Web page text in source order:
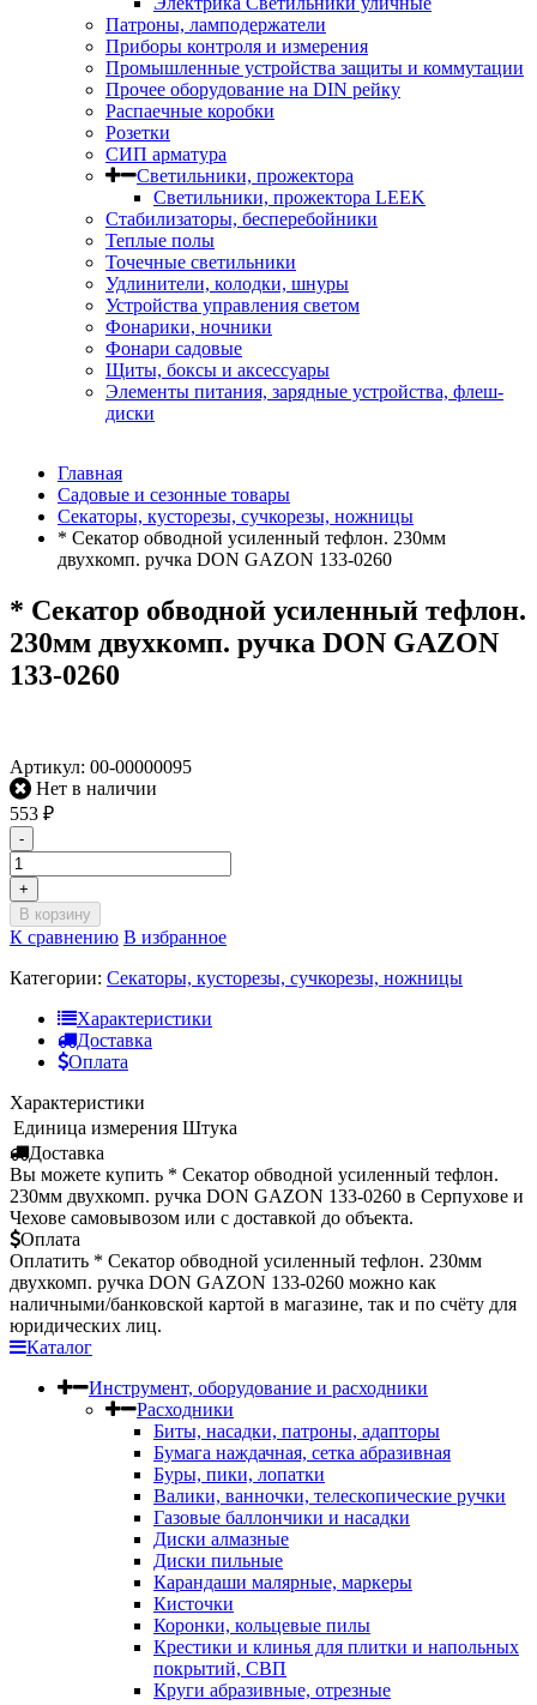
Патроны, ламподержатели
Приборы контроля и измерения
Промышленные устройства защиты и коммутации
Прочее оборудование на DIN рейку
Распаечные коробки
Розетки
СИП арматура
Светильники, прожектора
Светильники, прожектора LEEK
Стабилизаторы, бесперебойники
Теплые полы
Точечные светильники
Удлинители, колодки, шнуры
Устройства управления светом
Фонарики, ночники
Фонари садовые
Щиты, боксы и аксессуары
Элементы питания, зарядные устройства, флеш-
диски
Главная
Садовые и сезонные товары
Секаторы, кусторезы, сучкорезы, ножницы
* Секатор обводной усиленный тефлон. 230мм
двухкомп. ручка DON GAZON 133-0260
* Секатор обводной усиленный тефлон.
230мм двухкомп. ручка DON GAZON
133-0260
Артикул: 00-00000095
Нет в наличии
553 ₽
-
+
В корзину
К сравнению В избранное
Категории: Секаторы, кусторезы, сучкорезы, ножницы
Характеристики
Доставка
Оплата
Характеристики
Единица измерения Штука
Доставка
Вы можете купить * Секатор обводной усиленный тефлон.
230мм двухкомп. ручка DON GAZON 133-0260 в Серпухове и
Чехове самовывозом или с доставкой до объекта.
Оплата
Оплатить * Секатор обводной усиленный тефлон. 230мм
двухкомп. ручка DON GAZON 133-0260 можно как
наличными/банковской картой в магазине, так и по счёту для
юридических лиц.
Каталог
Инструмент, оборудование и расходники
Расходники
Биты, насадки, патроны, адапторы
Бумага наждачная, сетка абразивная
Буры, пики, лопатки
Валики, ванночки, телескопические ручки
Газовые баллончики и насадки
Диски алмазные
Диски пильные
Карандаши малярные, маркеры
Кисточки
Коронки, кольцевые пилы
Крестики и клинья для плитки и напольных
покрытий, СВП
Круги абразивные, отрезные